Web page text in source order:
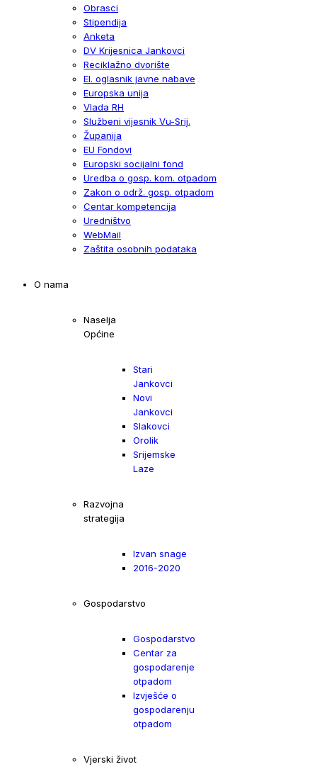
Obrasci
Stipendija
Anketa
DV Krijesnica Jankovci
Reciklažno dvorište
El. oglasnik javne nabave
Europska unija
Vlada RH
Službeni vijesnik Vu-Srij.
Županija
EU Fondovi
Europski socijalni fond
Uredba o gosp. kom. otpadom
Zakon o održ. gosp. otpadom
Centar kompetencija
Uredništvo
WebMail
Zaštita osobnih podataka
O nama
Naselja
Općine
Stari
Jankovci
Novi
Jankovci
Slakovci
Orolik
Srijemske
Laze
Razvojna
strategija
Izvan snage
2016-2020
Gospodarstvo
Gospodarstvo
Centar za
gospodarenje
otpadom
Izvješće o
gospodarenju
otpadom
Vjerski život